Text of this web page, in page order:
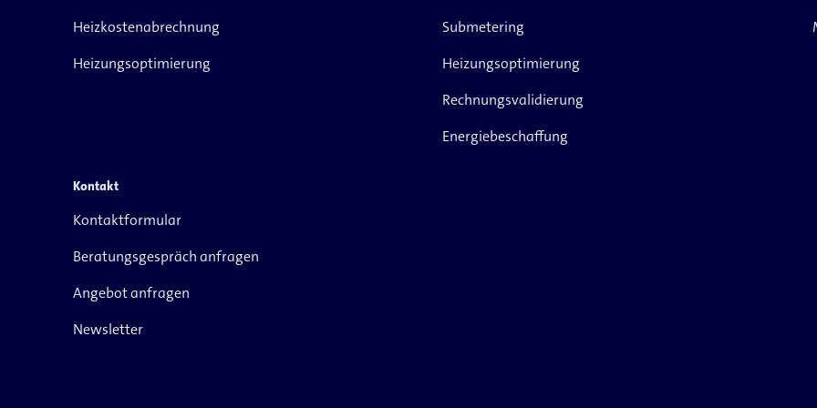
Heizkostenabrechnung
Heizungsoptimierung
Submetering
Heizungsoptimierung
Rechnungsvalidierung
Energiebeschaffung
Kontakt
Kontaktformular
Beratungsgespräch anfragen
Angebot anfragen
Newsletter